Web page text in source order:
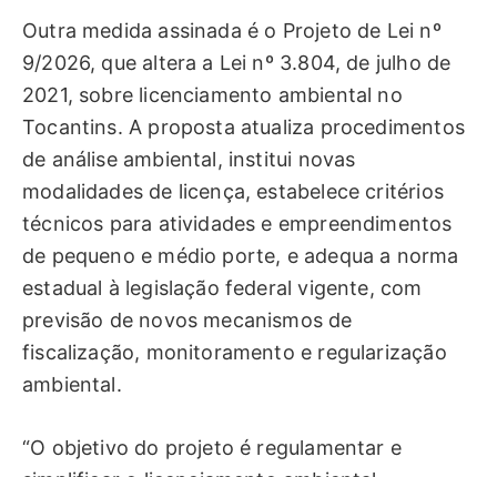
Outra medida assinada é o Projeto de Lei nº
9/2026, que altera a Lei nº 3.804, de julho de
2021, sobre licenciamento ambiental no
Tocantins. A proposta atualiza procedimentos
de análise ambiental, institui novas
modalidades de licença, estabelece critérios
técnicos para atividades e empreendimentos
de pequeno e médio porte, e adequa a norma
estadual à legislação federal vigente, com
previsão de novos mecanismos de
fiscalização, monitoramento e regularização
ambiental.
“O objetivo do projeto é regulamentar e